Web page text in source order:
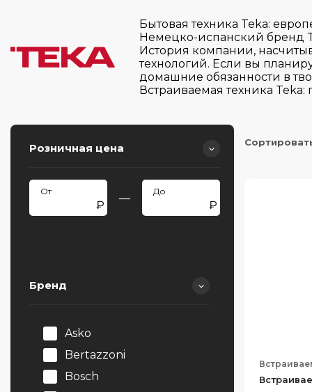
Бытовая техника Teka:
Немецко-испанский бренд
История компании,
технологий. Если вы
домашние обязанности в
Встраиваемая техника
Розничная цена
—
Бренд
Asko
Bertazzoni
Bosch